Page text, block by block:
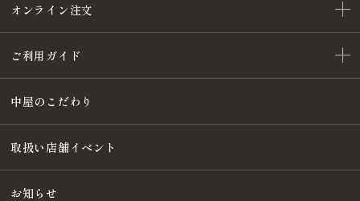
オンライン注文
ご利用ガイド
中屋のこだわり
取扱い店舗イベント
お知らせ